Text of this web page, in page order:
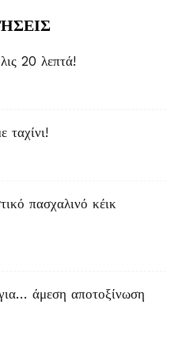
20 λεπτά!
πασχαλινό κέικ
άμεση αποτοξίνωση